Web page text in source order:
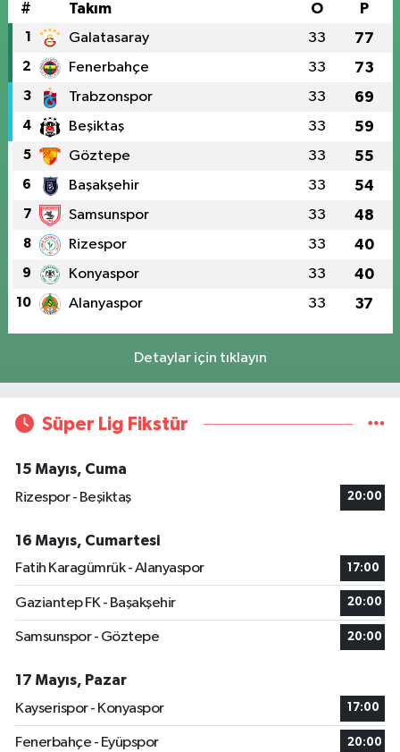
# Takım O P
1 Galatasaray 33 77
2 Fenerbahçe 33 73
3 Trabzonspor 33 69
4 Beşiktaş 33 59
5 Göztepe 33 55
6 Başakşehir 33 54
7 Samsunspor 33 48
8 Rizespor 33 40
9 Konyaspor 33 40
10 Alanyaspor 33 37
Detaylar için tıklayın
Süper Lig Fikstür
15 Mayıs, Cuma
Rizespor - Beşiktaş
20:00
16 Mayıs, Cumartesi
Fatih Karagümrük - Alanyaspor
17:00
Gaziantep FK - Başakşehir 20:00
Samsunspor - Göztepe 20:00
17 Mayıs, Pazar
Kayserispor - Konyaspor
17:00
Fenerbahçe - Eyüpspor 20:00